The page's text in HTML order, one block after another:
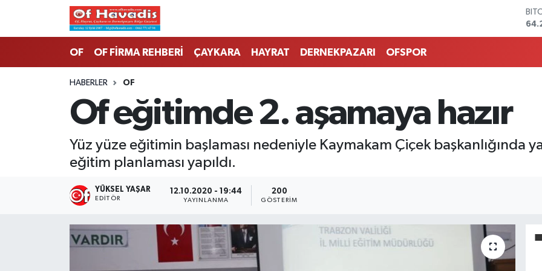
OF OF FİRMA REHBERİ ÇAYKARA HAYRAT DERNEKPAZARI OFSPOR
HABERLER OF
Of eğitimde 2. aşamaya hazır
Yüz yüze eğitimin başlaması nedeniyle Kaymakam Çiçek başkanlığında
eğitim planlaması yapıldı.
YÜKSEL YAŞAR
EDITÖR
12.10.2020 - 19:44
YAYINLANMA
200
GÖSTERIM
Trabzon Nöbetçi Eczaneler
Trabzon Namaz Vakitleri
Trabzon Trafik Yoğunluk Haritası
Süper Lig Puan Durumu ve Fikstür
Tüm Manşetler
Son Dakika Haberleri